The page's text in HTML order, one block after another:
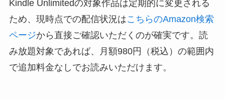
Kindle Unlimitedの対象作品は定期的に変更される
ため、現時点での配信状況はこちらのAmazon検索
ページから直接ご確認いただくのが確実です。読
み放題対象であれば、月額980円（税込）の範囲内
で追加料金なしでお読みいただけます。